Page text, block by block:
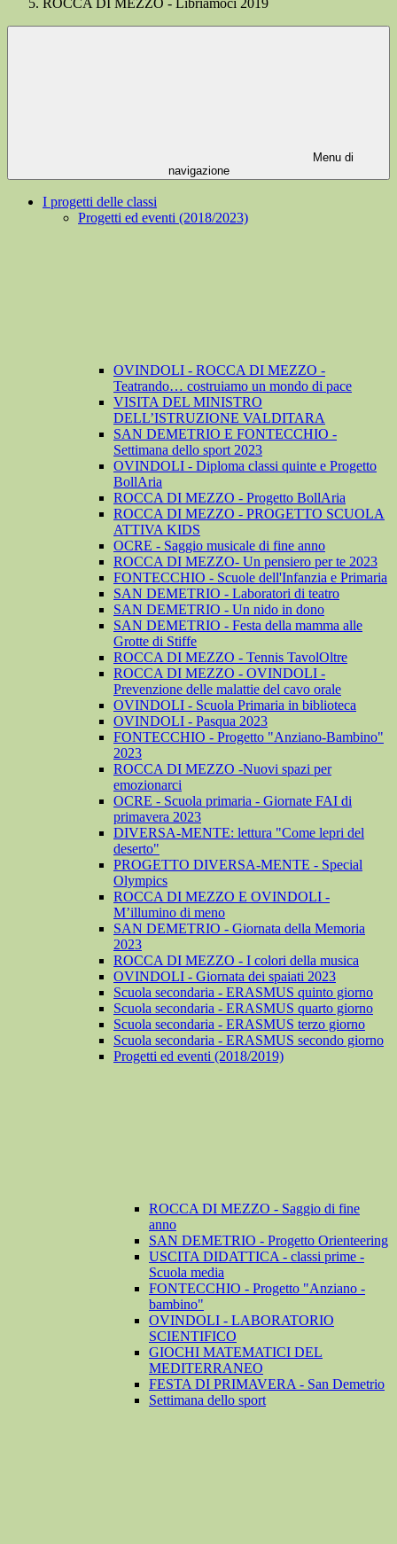
ROCCA DI MEZZO - Libriamoci 2019
Menu di
navigazione
I progetti delle classi
Progetti ed eventi (2018/2023)
OVINDOLI - ROCCA DI MEZZO -
Teatrando… costruiamo un mondo di pace
VISITA DEL MINISTRO
DELL’ISTRUZIONE VALDITARA
SAN DEMETRIO E FONTECCHIO -
Settimana dello sport 2023
OVINDOLI - Diploma classi quinte e Progetto
BollAria
ROCCA DI MEZZO - Progetto BollAria
ROCCA DI MEZZO - PROGETTO SCUOLA
ATTIVA KIDS
OCRE - Saggio musicale di fine anno
ROCCA DI MEZZO- Un pensiero per te 2023
FONTECCHIO - Scuole dell'Infanzia e Primaria
SAN DEMETRIO - Laboratori di teatro
SAN DEMETRIO - Un nido in dono
SAN DEMETRIO - Festa della mamma alle
Grotte di Stiffe
ROCCA DI MEZZO - Tennis TavolOltre
ROCCA DI MEZZO - OVINDOLI -
Prevenzione delle malattie del cavo orale
OVINDOLI - Scuola Primaria in biblioteca
OVINDOLI - Pasqua 2023
FONTECCHIO - Progetto "Anziano-Bambino"
2023
ROCCA DI MEZZO -Nuovi spazi per
emozionarci
OCRE - Scuola primaria - Giornate FAI di
primavera 2023
DIVERSA-MENTE: lettura "Come lepri del
deserto"
PROGETTO DIVERSA-MENTE - Special
Olympics
ROCCA DI MEZZO E OVINDOLI -
M’illumino di meno
SAN DEMETRIO - Giornata della Memoria
2023
ROCCA DI MEZZO - I colori della musica
OVINDOLI - Giornata dei spaiati 2023
Scuola secondaria - ERASMUS quinto giorno
Scuola secondaria - ERASMUS quarto giorno
Scuola secondaria - ERASMUS terzo giorno
Scuola secondaria - ERASMUS secondo giorno
Progetti ed eventi (2018/2019)
ROCCA DI MEZZO - Saggio di fine
anno
SAN DEMETRIO - Progetto Orienteering
USCITA DIDATTICA - classi prime -
Scuola media
FONTECCHIO - Progetto "Anziano -
bambino"
OVINDOLI - LABORATORIO
SCIENTIFICO
GIOCHI MATEMATICI DEL
MEDITERRANEO
FESTA DI PRIMAVERA - San Demetrio
Settimana dello sport